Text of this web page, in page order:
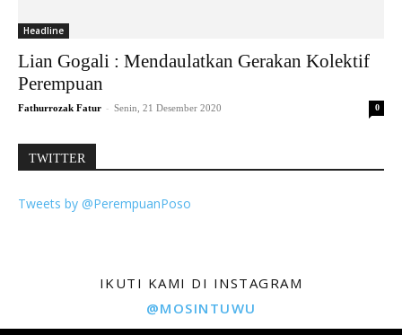
Headline
Lian Gogali : Mendaulatkan Gerakan Kolektif
Perempuan
Fathurrozak Fatur - Senin, 21 Desember 2020 0
TWITTER
Tweets by @PerempuanPoso
IKUTI KAMI DI INSTAGRAM
@MOSINTUWU